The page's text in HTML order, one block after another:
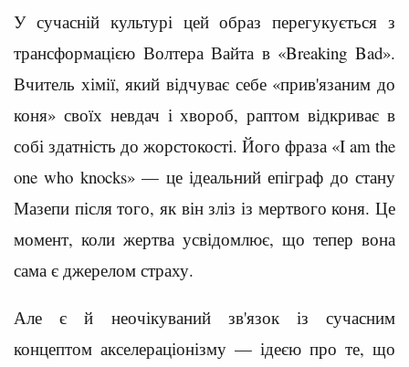
У сучасній культурі цей образ перегукується з
трансформацією Волтера Вайта в «Breaking Bad».
Вчитель хімії, який відчуває себе «прив'язаним до
коня» своїх невдач і хвороб, раптом відкриває в
собі здатність до жорстокості. Його фраза «I am the
one who knocks» — це ідеальний епіграф до стану
Мазепи після того, як він зліз із мертвого коня. Це
момент, коли жертва усвідомлює, що тепер вона
сама є джерелом страху.
Але є й неочікуваний зв'язок із сучасним
концептом акселераціонізму — ідеєю про те, що